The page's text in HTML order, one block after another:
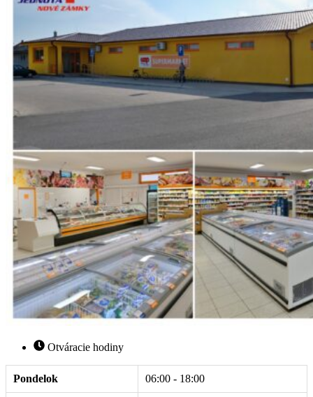
Otváracie hodiny
Pondelok 06:00 - 18:00